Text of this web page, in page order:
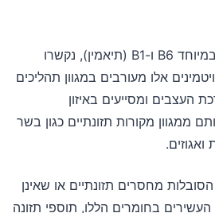
גם ויטמינים מקבוצת B, במיוחד B6 ו-B1 (תיאמין), נקשרו
אלו מעורבים במגוון תהליכים
העצבים ומסייעים באיזון
ממגוון מקורות תזונתיים כגון בשר
מחסרים תזונתיים או שאינן
בחומרים הללו, תוספי תזונה